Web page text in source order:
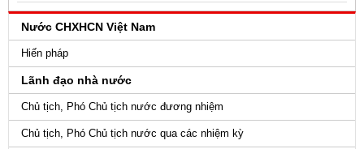
Nước CHXHCN Việt Nam
Hiến pháp
Lãnh đạo nhà nước
Chủ tịch, Phó Chủ tịch nước đương nhiệm
Chủ tịch, Phó Chủ tịch nước qua các nhiệm kỳ